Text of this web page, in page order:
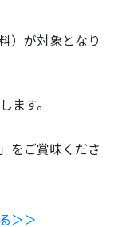
）が対象となり
ます。
をご賞味くださ
＞＞